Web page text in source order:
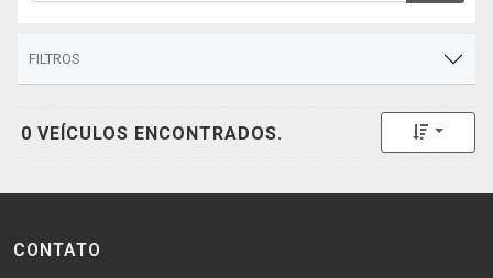
FILTROS
0 VEÍCULOS ENCONTRADOS. Toggle
CONTATO